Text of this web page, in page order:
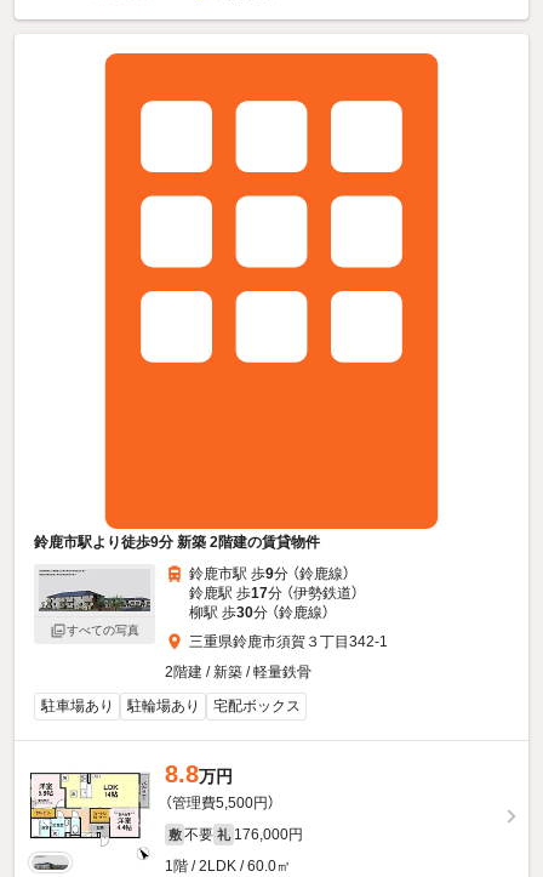
鈴鹿市駅より徒歩9分 新築 2階建の賃貸物件
すべての写真
鈴鹿市駅 歩9分 （鈴鹿線）
鈴鹿駅 歩17分 （伊勢鉄道）
柳駅 歩30分 （鈴鹿線）
三重県鈴鹿市須賀３丁目342-1
2階建 / 新築 / 軽量鉄骨
駐車場あり
駐輪場あり 宅配ボックス
8.8万円
（管理費5,500円）
敷 不要 礼 176,000円
1階 / 2LDK / 60.0㎡